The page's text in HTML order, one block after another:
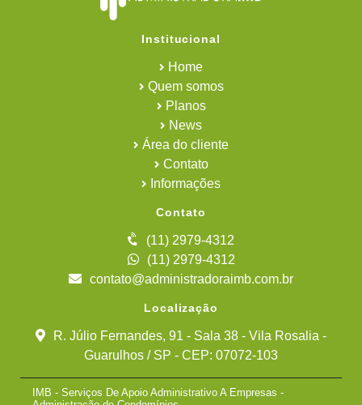
Institucional
Home
Quem somos
Planos
News
Área do cliente
Contato
Informações
Contato
(11) 2979-4312
(11) 2979-4312
contato@administradoraimb.com.br
Localização
R. Júlio Fernandes, 91 - Sala 38 - Vila Rosalia -
Guarulhos / SP - CEP: 07072-103
IMB - Serviços De Apoio Administrativo A Empresas -